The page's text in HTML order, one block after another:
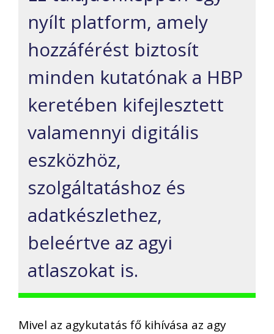
nyílt platform, amely
hozzáférést biztosít
minden kutatónak a HBP
keretében kifejlesztett
valamennyi digitális
eszközhöz,
szolgáltatáshoz és
adatkészlethez,
beleértve az agyi
atlaszokat is.
Mivel az agykutatás fő kihívása az agy